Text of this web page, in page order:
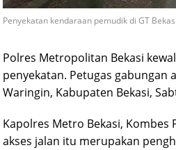
Penyekatan kendaraan pemudik di GT
Polres Metropolitan Bekasi
penyekatan. Petugas gabungan
Waringin, Kabupaten Bekasi,
Kapolres Metro Bekasi,
akses jalan itu merupakan